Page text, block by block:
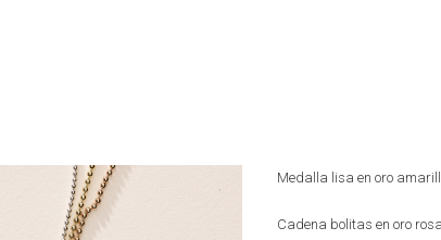
Medalla lisa en oro
Cadena bolitas en oro